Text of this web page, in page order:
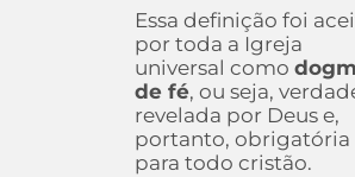
Essa definição foi
por toda a Igreja
universal como
de fé, ou seja,
revelada por Deus e,
portanto, obrigatória
para todo cristão.